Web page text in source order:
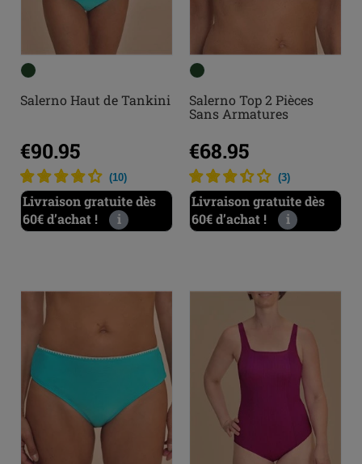
Salerno Haut de Tankini
€90.95
(10)
Livraison gratuite dès
60€ d’achat !
i
Salerno Top 2 Pièces
Sans Armatures
€68.95
(3)
Livraison gratuite dès
60€ d’achat !
i